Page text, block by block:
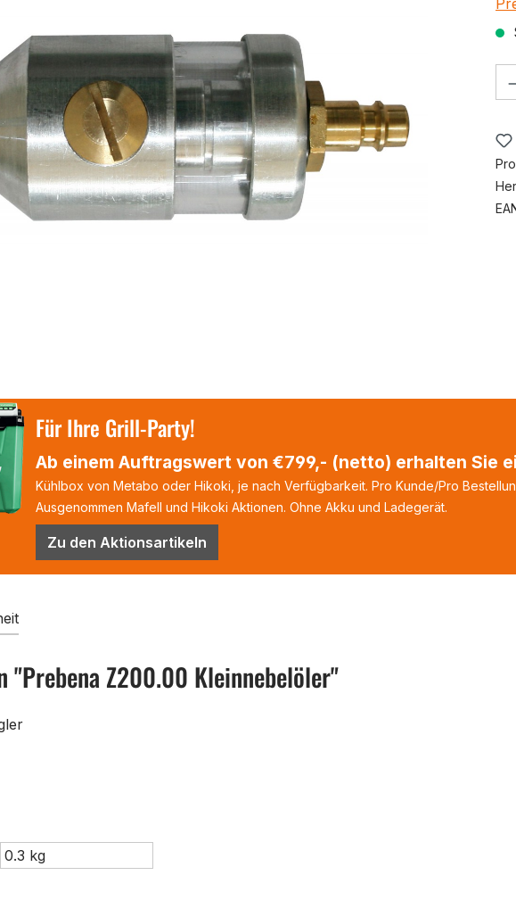
Für Ihre Grill-Party!
Ab einem Auftragswert von €799,- (netto) erhalten Sie
Kühlbox von Metabo oder Hikoki, je nach Verfügbarkeit. Pro Kunde/Pro
Ausgenommen Mafell und Hikoki Aktionen. Ohne Akku und Ladegerät.
Zu den Aktionsartikeln
Z200.00 Kleinnebelöler"
0.3 kg